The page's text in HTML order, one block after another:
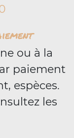
ou à la
paiement
espèces.
les